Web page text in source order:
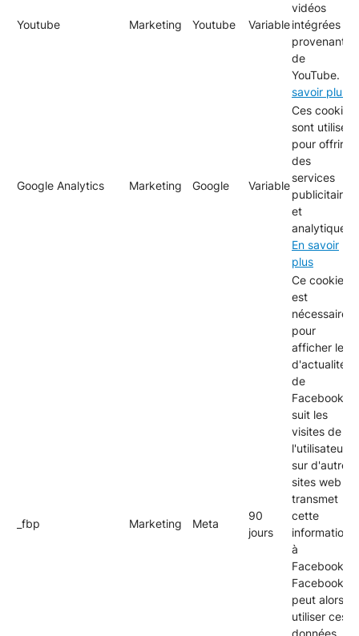
Youtube Marketing Youtube Variable
vidéos
intégrées
provenant
de
YouTube.
savoir plus
Google Analytics Marketing Google Variable
Ces cookies
sont utilisés
pour offrir
des
services
publicitaires
et
analytiques.
En savoir
plus
_fbp Marketing Meta
90
jours
Ce cookie
est
nécessaire
pour
afficher le fil
d'actualité
de
Facebook. Il
suit les
visites de
l'utilisateur
sur d'autres
sites web et
transmet
cette
information
à
Facebook.
Facebook
peut alors
utiliser ces
données